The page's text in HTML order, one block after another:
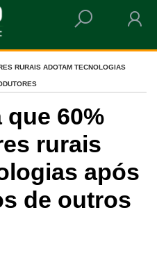
RURAIS ADOTAM TECNOLOGIAS
que 60%
rurais
após
de outros